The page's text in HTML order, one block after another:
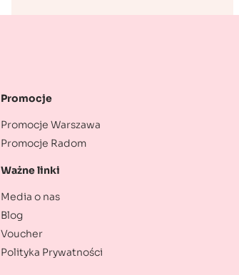
Promocje
Promocje Warszawa
Promocje Radom
Ważne linki
Media o nas
Blog
Voucher
Polityka Prywatności